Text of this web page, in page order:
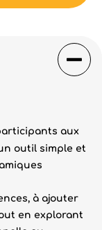
aux
outil simple et
à ajouter
en explorant